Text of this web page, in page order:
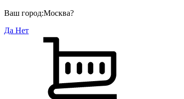
Ваш город:Москва?
Да Нет